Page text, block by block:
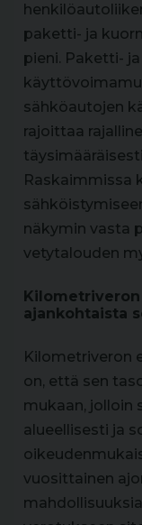
paketti- ja
pieni. Paketti-
sähköautojen
rajoittaa
Raskaimmissa
näkymin vasta
vetytalouden
ajankohtaista
Kilometriveron
on, että sen
mukaan, jolloin
alueellisesti ja
vuosittainen